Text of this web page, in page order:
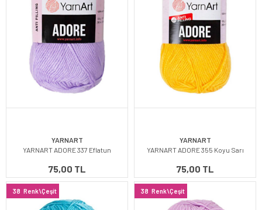
YARNART
YARNART ADORE 337 Eflatun
75,00 TL
YARNART
YARNART ADORE 355 Koyu Sarı
75,00 TL
38 Renk\Çeşit 38 Renk\Çeşit